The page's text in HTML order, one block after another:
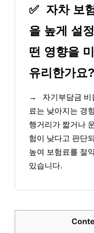
✅ 자차 보
을 높게 설
떤 영향을
유리한가요?
→
자기부담금 비
료는 낮아지는 경
행거리가 짧거나
험이 낮다고 판단
높여 보험료를 절
있습니다.